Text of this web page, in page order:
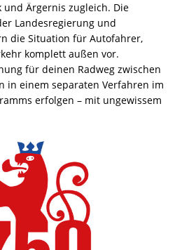
Ärgernis zugleich. Die
Landesregierung und
die Situation für Autofahrer,
komplett außen vor.
für deinen Radweg zwischen
in einem separaten Verfahren im
erfolgen – mit ungewissem